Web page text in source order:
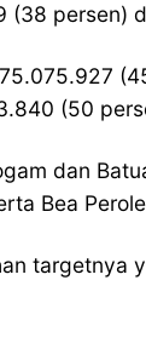
(38
(50
dan
Bea